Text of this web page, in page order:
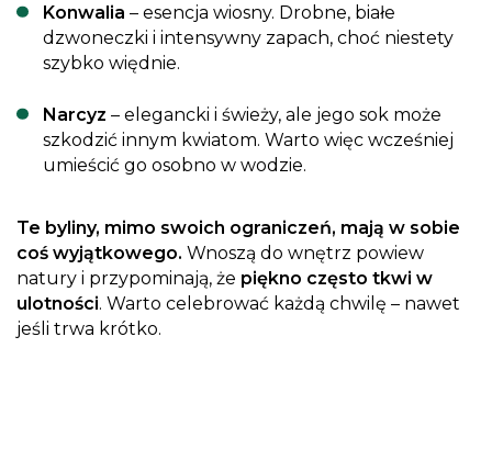
Konwalia – esencja wiosny. Drobne, białe
dzwoneczki i intensywny zapach, choć niestety
szybko więdnie.
Narcyz – elegancki i świeży, ale jego sok może
szkodzić innym kwiatom. Warto więc wcześniej
umieścić go osobno w wodzie.
Te byliny, mimo swoich ograniczeń, mają w sobie
coś wyjątkowego. Wnoszą do wnętrz powiew
natury i przypominają, że piękno często tkwi w
ulotności. Warto celebrować każdą chwilę – nawet
jeśli trwa krótko.